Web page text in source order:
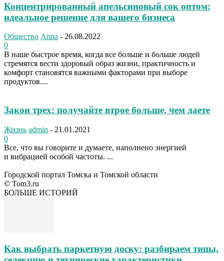
Концентрированный апельсиновый сок оптом:
идеальное решение для вашего бизнеса
Общество Anna - 26.08.2022
0
В наше быстрое время, когда все больше и больше людей
стремятся вести здоровый образ жизни, практичность и
комфорт становятся важными факторами при выборе
продуктов....
Закон трех: получайте втрое больше, чем даете
Жизнь admin - 21.01.2021
0
Все, что вы говорите и думаете, наполнено энергией
и вибрацией особой частоты. ...
Городской портал Томска и Томской области
© Tom3.ru
БОЛЬШЕ ИСТОРИЙ
Как выбрать паркетную доску: разбираем типы,